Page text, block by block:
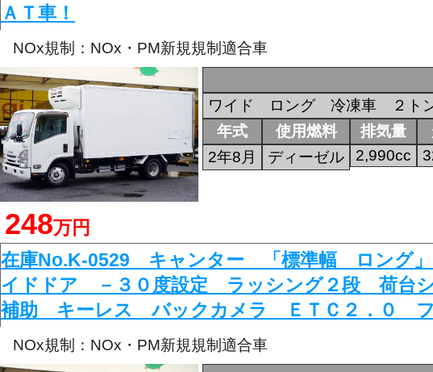
ＡＴ車！
NOx規制：NOx・PM新規規制適合車
248万円
ワイド ロング 冷凍車 ２ト
年式
2年8月
使用燃料
ディーゼル
排気量
2,990cc
在庫No.K-0529 キャンター 「標準幅 ロング
イドドア －３０度設定 ラッシング２段 荷台
補助 キーレス バックカメラ ＥＴＣ２．０
NOx規制：NOx・PM新規規制適合車